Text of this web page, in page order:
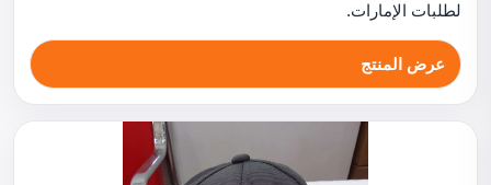
لطلبات الإمارات.
عرض المنتج